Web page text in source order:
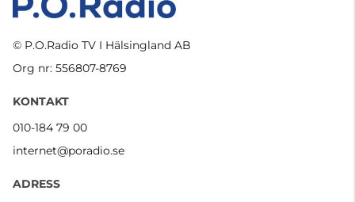
© P.O.Radio TV I Hälsingland AB
Org nr: 556807-8769
KONTAKT
010-184 79 00
internet@poradio.se
ADRESS